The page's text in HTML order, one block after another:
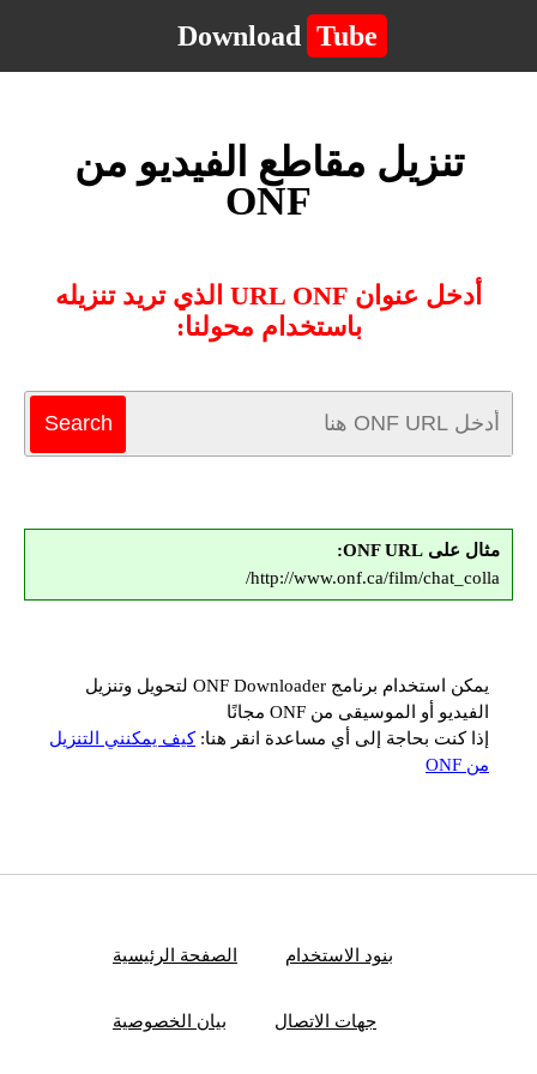
Download Tube
تنزيل مقاطع الفيديو من
ONF
أدخل عنوان URL ONF الذي تريد تنزيله
باستخدام محولنا:
مثال على ONF URL:
http://www.onf.ca/film/chat_colla/
يمكن استخدام برنامج ONF Downloader لتحويل وتنزيل
الفيديو أو الموسيقى من ONF مجانًا
إذا كنت بحاجة إلى أي مساعدة انقر هنا:كيف يمكنني التنزيل
من ONF
الصفحة الرئيسية بنود الاستخدام
بيان الخصوصية جهات الاتصال